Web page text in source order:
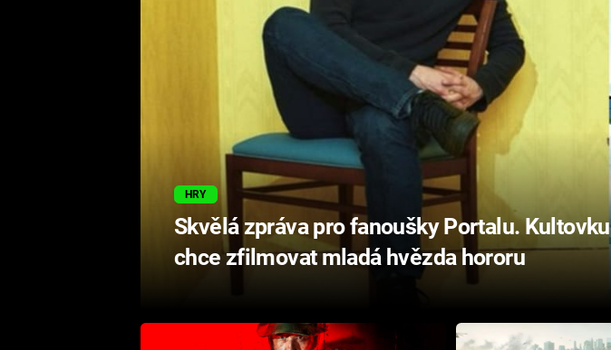
HRY
Skvělá zpráva pro fanoušky Portalu. Kultovku
chce zfilmovat mladá hvězda hororu